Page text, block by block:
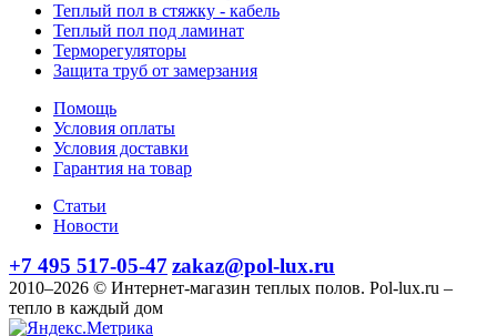
Теплый пол в стяжку - кабель
Теплый пол под ламинат
Терморегуляторы
Защита труб от замерзания
Помощь
Условия оплаты
Условия доставки
Гарантия на товар
Статьи
Новости
+7 495 517-05-47 zakaz@pol-lux.ru
2010–2026 © Интернет-магазин теплых полов. Pol-lux.ru –
тепло в каждый дом